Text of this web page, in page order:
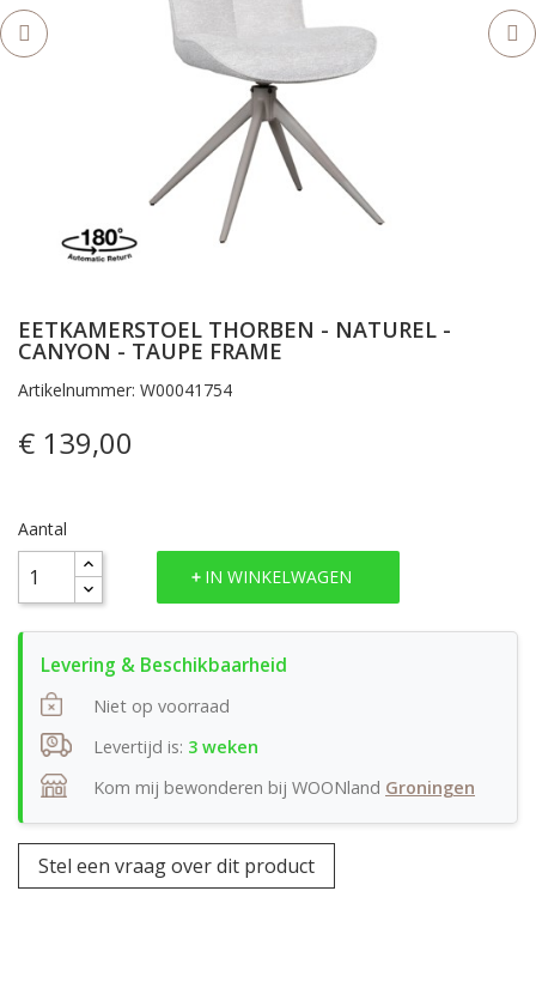
EETKAMERSTOEL THORBEN - NATUREL -
CANYON - TAUPE FRAME
Artikelnummer: W00041754
€ 139,00
Aantal
IN WINKELWAGEN
Niet op voorraad
Levertijd is: 3 weken
Kom mij bewonderen bij WOONland Groningen
Stel een vraag over dit product